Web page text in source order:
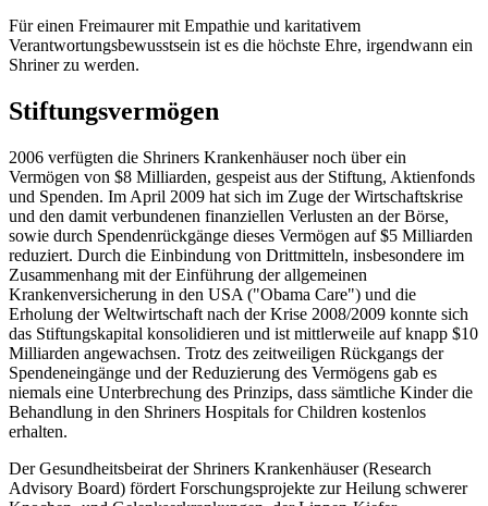
Für einen Freimaurer mit Empathie und karitativem
Verantwortungsbewusstsein ist es die höchste Ehre, irgendwann ein
Shriner zu werden.
Stiftungsvermögen
2006 verfügten die Shriners Krankenhäuser noch über ein
Vermögen von $8 Milliarden, gespeist aus der Stiftung, Aktienfonds
und Spenden. Im April 2009 hat sich im Zuge der Wirtschaftskrise
und den damit verbundenen finanziellen Verlusten an der Börse,
sowie durch Spendenrückgänge dieses Vermögen auf $5 Milliarden
reduziert. Durch die Einbindung von Drittmitteln, insbesondere im
Zusammenhang mit der Einführung der allgemeinen
Krankenversicherung in den USA ("Obama Care") und die
Erholung der Weltwirtschaft nach der Krise 2008/2009 konnte sich
das Stiftungskapital konsolidieren und ist mittlerweile auf knapp $10
Milliarden angewachsen. Trotz des zeitweiligen Rückgangs der
Spendeneingänge und der Reduzierung des Vermögens gab es
niemals eine Unterbrechung des Prinzips, dass sämtliche Kinder die
Behandlung in den Shriners Hospitals for Children kostenlos
erhalten.
Der Gesundheitsbeirat der Shriners Krankenhäuser (Research
Advisory Board) fördert Forschungsprojekte zur Heilung schwerer